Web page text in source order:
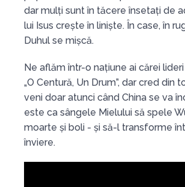
dar mulți sunt în tăcere însetați de
lui Isus crește în liniște. În case, în
Duhul se mișcă.
Ne aflăm într-o națiune ai cărei
„O Centură, Un Drum”, dar cred
veni doar atunci când China se va
este ca sângele Mielului să spele
moarte și boli - și să-l transforme
înviere.